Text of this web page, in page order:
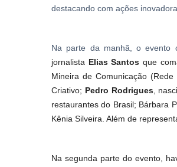
destacando com ações
Na parte da manhã, o evento
jornalista Elias Santos que
Mineira de Comunicação
Criativo; Pedro Rodrigues,
restaurantes do Brasil; Bárbara
Kênia Silveira. Além de
Na segunda parte do evento,